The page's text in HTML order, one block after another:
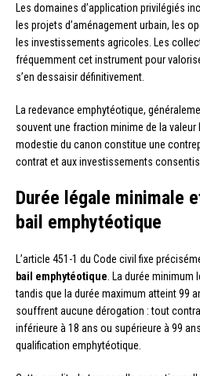
Les domaines d’application privilégiés
les projets d’aménagement urbain, les
les investissements agricoles. Les
fréquemment cet instrument pour
s’en dessaisir définitivement.
La redevance emphytéotique,
souvent une fraction minime de la valeur
modestie du canon constitue une
contrat et aux investissements consentis
Durée légale minimale
bail emphytéotique
L’article 451-1 du Code civil fixe
bail emphytéotique . La durée minimum
tandis que la durée maximum atteint 99
souffrent aucune dérogation : tout
inférieure à 18 ans ou supérieure à 99
qualification emphytéotique.